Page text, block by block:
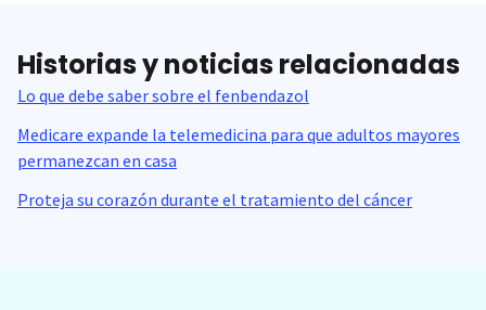
Historias y noticias relacionadas
Lo que debe saber sobre el fenbendazol
Medicare expande la telemedicina para que adultos mayores
permanezcan en casa
Proteja su corazón durante el tratamiento del cáncer